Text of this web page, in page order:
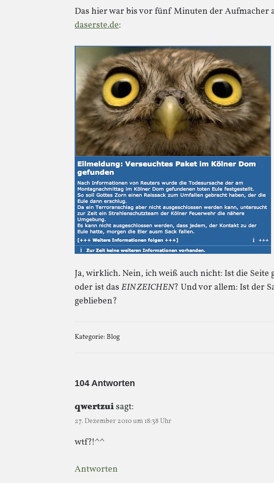
Das hier war bis vor fünf Minuten der Aufmacher
daserste.de:
Ja, wirklich. Nein, ich weiß auch nicht: Ist die Seite
oder ist das EIN ZEICHEN? Und vor allem: Ist der
geblieben?
Kategorie:Blog
104 Antworten
qwertzuisagt:
27. Dezember 2010 um 18:38 Uhr
wtf?!^^
Antworten